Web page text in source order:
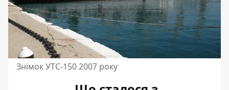
Знімок УТС-150 2007 року